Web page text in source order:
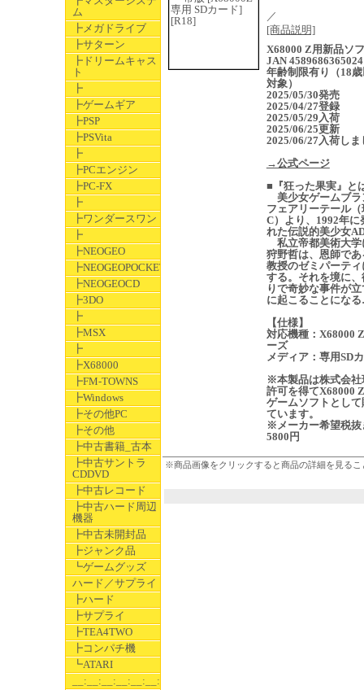
ム
┣メガドライブ
┣サターン
┣ドリームキャス
ト
┣
┣ゲームギア
┣PSP
┣PSVita
┣
┣PCエンジン
┣PC-FX
┣
┣ワンダースワン
┣
┣NEOGEO
┣NEOGEOPOCKET
┣NEOGEOCD
┣3DO
┣
┣MSX
┣
┣X68000
┣FM-TOWNS
┣Windows
┣その他PC
┣その他
┣中古書籍_古本
┣中古サントラ
CDDVD
┣中古レコード
┣中古ハード周辺
機器
┣中古未開封品
┣ジャンク品
┗ゲームグッズ
ハード／サプライ
┣ハード
┣サプライ
┣TEA4TWO
┣コンパチ機
┗ATARI
__:__:__:__:__:__:__
／
[商品説明]
X68000 Z用新品
JAN 4589686365024
年齢制限有り（18
対象）
2025/05/30発売
2025/04/27登録
2025/05/29入荷
2025/06/25更新
2025/06/27入荷しま
→公式ページ
■『狂った果実』と
美少女ゲームブラ
フェアリーテール（
C）より、1992年に
れた伝説的美少女
私立帝都美術大学
狩野哲は、恩師であ
教授のゼミパーティ
する。それを境に、
りで奇妙な事件が
に起こることにな
【仕様】
対応機種：X68000
ーズ
メディア：専用SD
※本製品は株式会社
許可を得てX68000
ゲームソフトとして
ています。
※メーカー希望税抜
5800円
※商品画像をクリックすると商品の詳細を見るこ